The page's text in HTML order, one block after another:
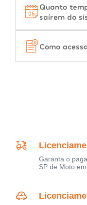
Quanto
saírem do
Como
Garanta o
SP de Moto